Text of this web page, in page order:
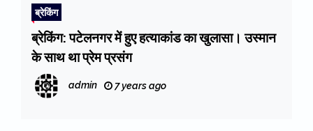
ब्रेकिंग
ब्रेकिंग: पटेलनगर में हुए हत्याकांड का खुलासा। उस्मान
के साथ था प्रेम प्रसंग
admin 7 years ago